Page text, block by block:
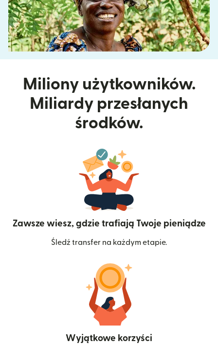
Miliony użytkowników.
Miliardy przesłanych
środków.
Zawsze wiesz, gdzie trafiają Twoje pieniądze
Śledź transfer na każdym etapie.
Wyjątkowe korzyści